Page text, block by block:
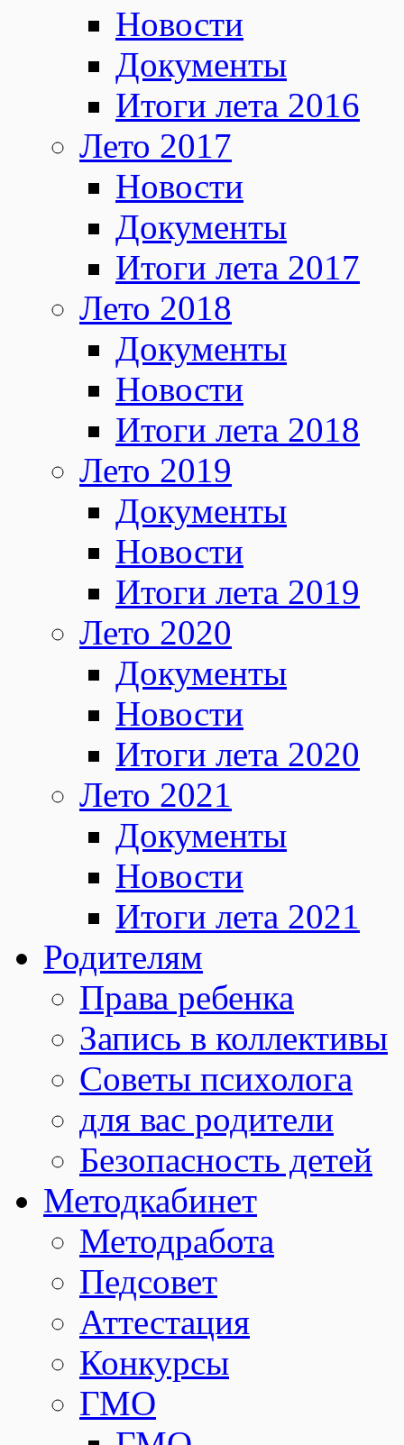
Новости
Документы
Итоги лета 2016
Лето 2017
Новости
Документы
Итоги лета 2017
Лето 2018
Документы
Новости
Итоги лета 2018
Лето 2019
Документы
Новости
Итоги лета 2019
Лето 2020
Документы
Новости
Итоги лета 2020
Лето 2021
Документы
Новости
Итоги лета 2021
Родителям
Права ребенка
Запись в коллективы
Советы психолога
для вас родители
Безопасность детей
Методкабинет
Методработа
Педсовет
Аттестация
Конкурсы
ГМО